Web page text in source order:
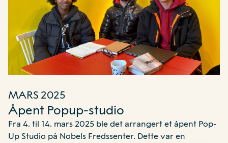
MARS 2025
Åpent Popup-studio
Fra 4. til 14. mars 2025 ble det arrangert et åpent Pop-
Up Studio på Nobels Fredssenter. Dette var en